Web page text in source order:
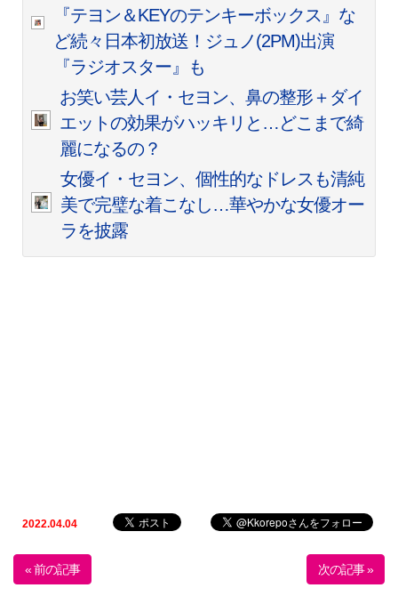
『テヨン＆KEYのテンキーボックス』な
ど続々日本初放送！ジュノ(2PM)出演
『ラジオスター』も
お笑い芸人イ・セヨン、鼻の整形＋ダイ
エットの効果がハッキリと…どこまで綺
麗になるの？
女優イ・セヨン、個性的なドレスも清純
美で完璧な着こなし…華やかな女優オー
ラを披露
2022.04.04
« 前の記事 次の記事 »